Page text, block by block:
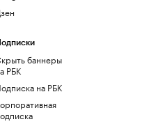
баннеры
РБК
на РБК